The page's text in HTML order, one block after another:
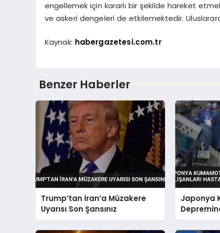
engellemek için kararlı bir şekilde hareket
ve askeri dengeleri de etkilemektedir.
Kaynak: habergazetesi.com.tr
Benzer Haberler
Trump’tan İran’a Müzakere
Uyarısı Son Şansınız
Japonya
Hastayı